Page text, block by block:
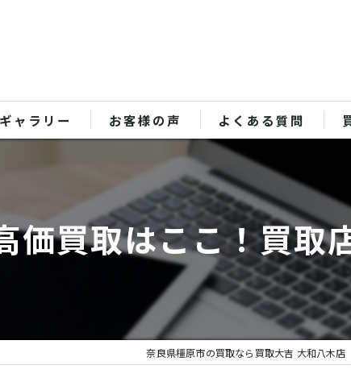
ギャラリー お客様の声 よくある質問
金
価買取はここ！買取
奈良県橿原市の買取なら買取大吉 大和八木店